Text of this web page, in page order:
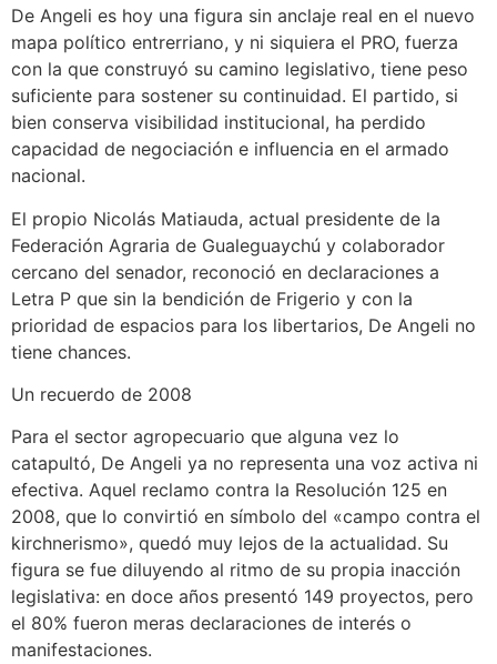
De Angeli es hoy una figura sin anclaje real en el nuevo
mapa político entrerriano, y ni siquiera el PRO, fuerza
con la que construyó su camino legislativo, tiene peso
suficiente para sostener su continuidad. El partido, si
bien conserva visibilidad institucional, ha perdido
capacidad de negociación e influencia en el armado
nacional.
El propio Nicolás Matiauda, actual presidente de la
Federación Agraria de Gualeguaychú y colaborador
cercano del senador, reconoció en declaraciones a
Letra P que sin la bendición de Frigerio y con la
prioridad de espacios para los libertarios, De Angeli no
tiene chances.
Un recuerdo de 2008
Para el sector agropecuario que alguna vez lo
catapultó, De Angeli ya no representa una voz activa ni
efectiva. Aquel reclamo contra la Resolución 125 en
2008, que lo convirtió en símbolo del «campo contra el
kirchnerismo», quedó muy lejos de la actualidad. Su
figura se fue diluyendo al ritmo de su propia inacción
legislativa: en doce años presentó 149 proyectos, pero
el 80% fueron meras declaraciones de interés o
manifestaciones.